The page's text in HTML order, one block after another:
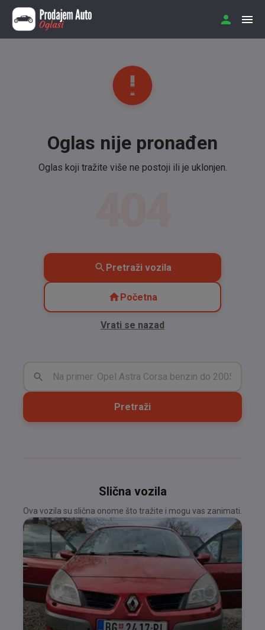
Oglas nije pronađen
Oglas koji tražite više ne postoji ili je uklonjen.
Pretraži vozila
Početna
Vrati se nazad
Pretraži
Slična vozila
Ova vozila su slična onome što tražite i mogu vas zanimati.